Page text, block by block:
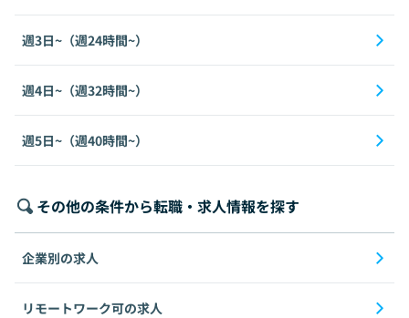
週3日~（週24時間~）
週4日~（週32時間~）
週5日~（週40時間~）
その他の条件から転職・求人情報を探す
企業別の求人
リモートワーク可の求人